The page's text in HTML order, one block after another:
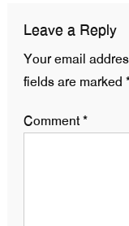
Leave a Reply
Your email
fields are marked
Comment*